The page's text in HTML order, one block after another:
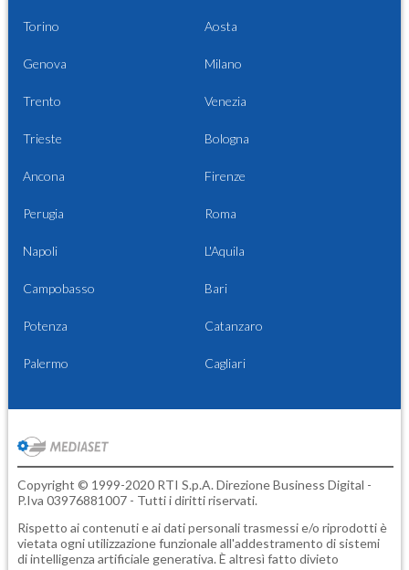
Torino Aosta
Genova Milano
Trento Venezia
Trieste Bologna
Ancona Firenze
Perugia Roma
Napoli L'Aquila
Campobasso Bari
Potenza Catanzaro
Palermo Cagliari
Copyright © 1999-2020 RTI S.p.A. Direzione Business Digital -
P.Iva 03976881007 - Tutti i diritti riservati.
Rispetto ai contenuti e ai dati personali trasmessi e/o riprodotti è
vietata ogni utilizzazione funzionale all'addestramento di sistemi
di intelligenza artificiale generativa. È altresì fatto divieto